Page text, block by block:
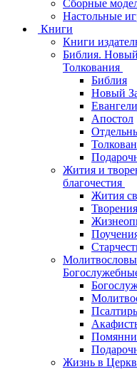
Сборные
Настольные
Книги
Книги
Библия. Новый
Толкования
Библия
Новый
Апостол
Жития и
благочестия
Жития
Псалтирь
Жизнь в